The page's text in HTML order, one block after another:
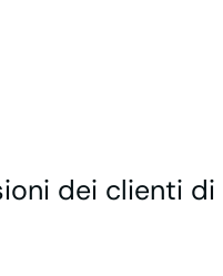
dei clienti di